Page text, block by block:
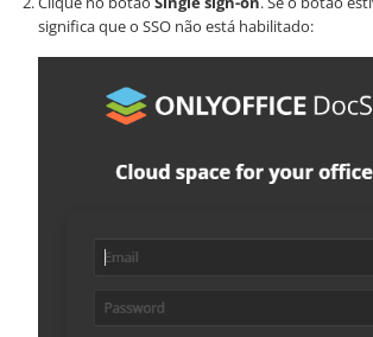
significa que o SSO não está habilitado: